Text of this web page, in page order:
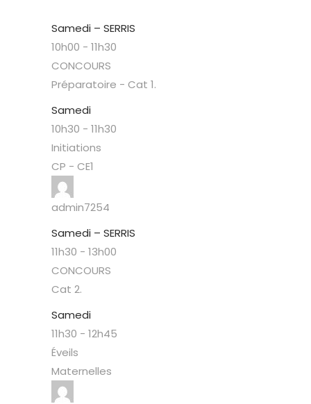
Samedi – SERRIS
10h00 - 11h30
CONCOURS
Préparatoire - Cat 1.
Samedi
10h30 - 11h30
Initiations
CP - CE1
admin7254
Samedi – SERRIS
11h30 - 13h00
CONCOURS
Cat 2.
Samedi
11h30 - 12h45
Éveils
Maternelles